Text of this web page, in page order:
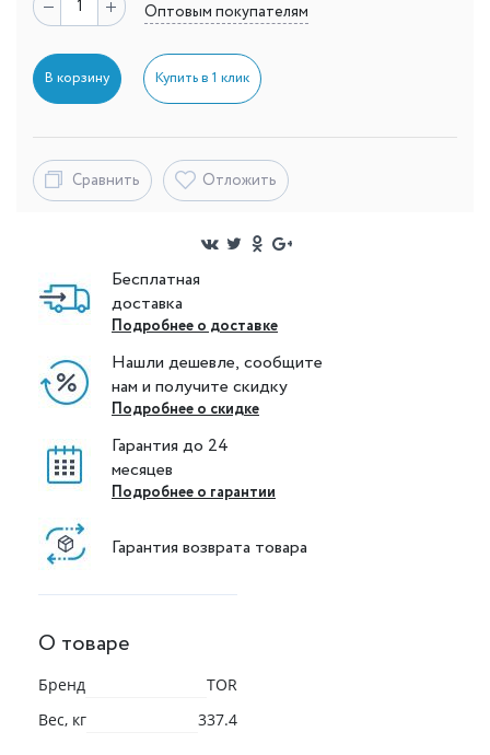
Оптовым покупателям
В корзину Купить в 1 клик
Сравнить Отложить
Бесплатная
доставка
Подробнее о доставке
Нашли дешевле, сообщите
нам и получите скидку
Подробнее о скидке
Гарантия до 24
месяцев
Подробнее о гарантии
Гарантия возврата товара
О товаре
Бренд
TOR
Вес, кг
337.4